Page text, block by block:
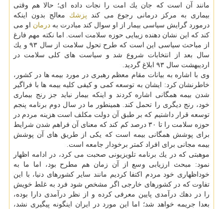
مانند آن است كه جان یك امت را نجات داده ای؛ حالا هم وقتی
بیماری به مركز درمانی رجوع می كند پزشك معالج بدون اینكه
درمورد گرایش سیاسی بیمار از او سوال كند مبادرت به درمان او می
كند كه این نشان دهنده زیبایی حوزه سلامت است. اما نكته مهم فارغ
از مباحث سیاسی این است كه طرح تحول سلامت از سال ۹۳ و یك
سال بعد از انتخابات شروع شد و سیاست های كلی سلامت در
اردیبهشت سال ۹۳ ابلاغ گردید.
وی با اشاره به بیانات مقام معظم رهبری در مورد بیمه ها در كشور،
خاطرنشان كرد: ایشان به توسعه كمی و كیفی كلیه بیمه ها با فراگیر
شدن بیمه همگانی اشاره كردند و اینكه بیمار نباید جز رنج بیماری
خود، رنج دیگری را تحمل كند. همینطور ما در سال دوم برنامه پنجم
توسعه قرار داشتیم كه بر طبق آن دولت مكلف است هزینه مردم در
حوزه سلامت را تا ۳۰ درصد كم كند كه معنای آن فراهم شدن شرایط
برای پوشش همگانی بیمه است كه یكی از طریق های آن پوشش
بیمه مجانی برای افراد كمتر برخودار جامعه است.
موهبتی كه در یك برنامه تلویزیونی صحبت می كرد، در ادامه اظهار
نمود: مبحث ارزیابی وسع از آن زمان هم مطرح بود، اما ما به
خوداظهاری خود مردم اكتفا كردیم مانند سایر كشورهای دنیا، با این
تفاوت كه در كشورهای خارجی اگر مشخص شود فرد به غلط خویش
را در دهك درآمدی پایین معرفی كرده و از نظر درآمدی دارا بوده،
بعدا جریمه خواهد شد؛ اما این مورد در ایران اینگونه پیگیری نشد،